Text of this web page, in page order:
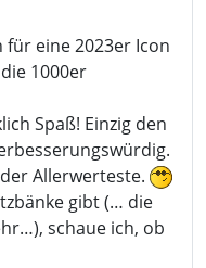
eine 2023er Icon
1000er
Spaß! Einzig den
Allerwerteste.
gibt (… die
schaue ich, ob